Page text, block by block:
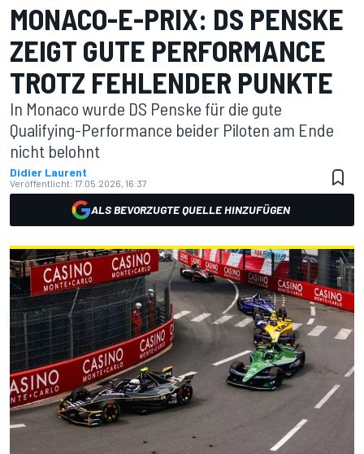
MONACO-E-PRIX: DS PENSKE
ZEIGT GUTE PERFORMANCE
TROTZ FEHLENDER PUNKTE
In Monaco wurde DS Penske für die gute
Qualifying-Performance beider Piloten am Ende
nicht belohnt
Didier Laurent
Veröffentlicht: 17.05.2026, 16:37
ALS BEVORZUGTE QUELLE HINZUFÜGEN